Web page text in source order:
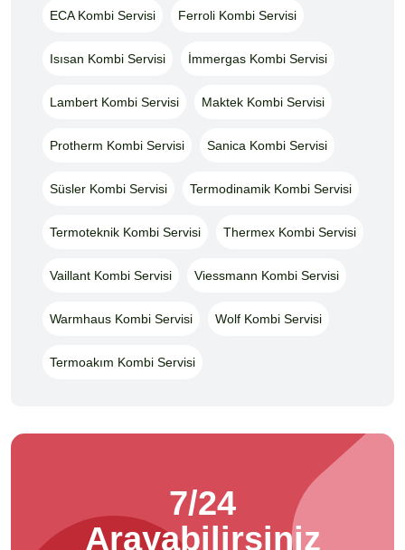
ECA Kombi Servisi Ferroli Kombi Servisi
Isısan Kombi Servisi İmmergas Kombi Servisi
Lambert Kombi Servisi Maktek Kombi Servisi
Protherm Kombi Servisi Sanica Kombi Servisi
Süsler Kombi Servisi Termodinamik Kombi Servisi
Termoteknik Kombi Servisi Thermex Kombi Servisi
Vaillant Kombi Servisi Viessmann Kombi Servisi
Warmhaus Kombi Servisi Wolf Kombi Servisi
Termoakım Kombi Servisi
7/24
Arayabilirsiniz